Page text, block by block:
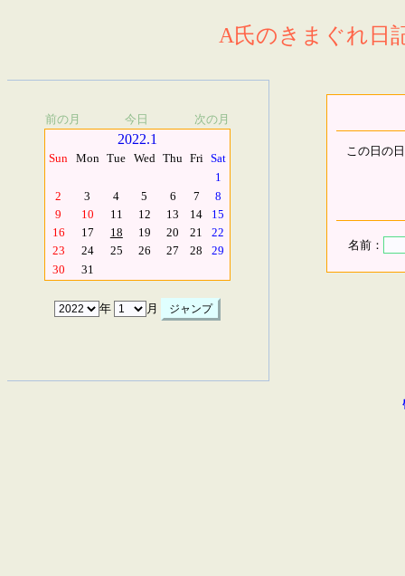
A氏のきまぐれ日
前の月 今日 次の月
2022.1
Sun Mon Tue Wed Thu Fri Sat
1
2
3 4 5 6 7
8
9
10 11 12 13 14
15
16
17 18 19 20 21
22
23
24 25 26 27 28
29
30
31
年 月
この日の
名前：